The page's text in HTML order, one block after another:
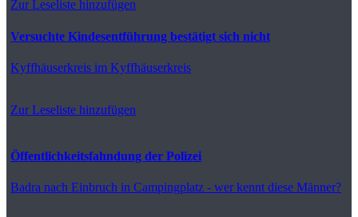
Zur Leseliste hinzufügen
Versuchte Kindesentführung bestätigt sich nicht
Kyffhäuserkreis im Kyffhäuserkreis
Zur Leseliste hinzufügen
Öffentlichkeitsfahndung der Polizei
Badra nach Einbruch in Campingplatz - wer kennt diese Männer?